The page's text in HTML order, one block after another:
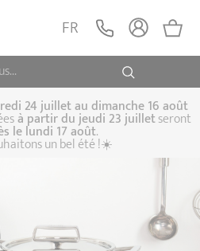
FR
Crêpières
faitouts Marmites
Biome, cuisson
saine
24 juillet au dimanche 16 août
à partir du jeudi 23 juilletseront
le lundi 17 août.
un bel été !☀️